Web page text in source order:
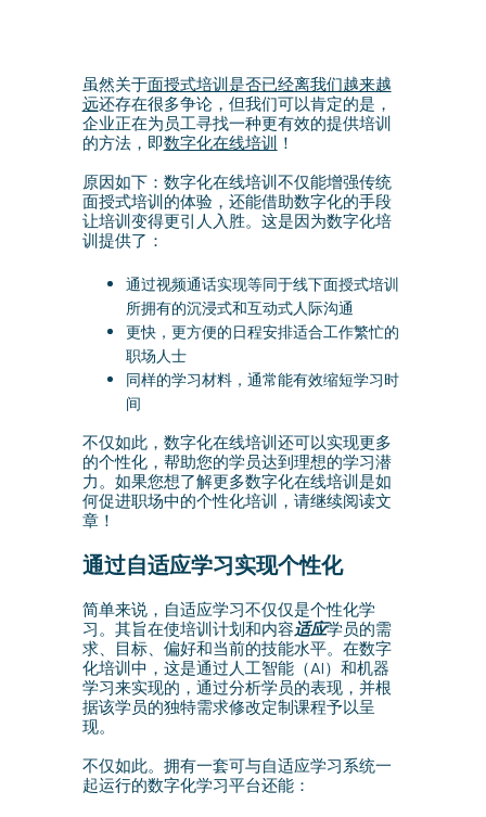
虽然关于面授式培训是否已经离我们越来越
远还存在很多争论，但我们可以肯定的是，
企业正在为员工寻找一种更有效的提供培训
的方法，即数字化在线培训 ！
原因如下：数字化在线培训不仅能增强传统
面授式培训的体验，还能借助数字化的手段
让培训变得更引人入胜。这是因为数字化培
训提供了：
通过视频通话实现等同于线下面授式培训
所拥有的沉浸式和互动式人际沟通
更快，更方便的日程安排适合工作繁忙的
职场人士
同样的学习材料，通常能有效缩短学习时
间
不仅如此，数字化在线培训还可以实现更多
的个性化，帮助您的学员达到理想的学习潜
力。如果您想了解更多数字化在线培训是如
何促进职场中的个性化培训，请继续阅读文
章！
通过自适应学习实现个性化
简单来说，自适应学习不仅仅是个性化学
习。其旨在使培训计划和内容适应学员的需
求、目标、偏好和当前的技能水平。在数字
化培训中，这是通过人工智能（AI）和机器
学习来实现的，通过分析学员的表现，并根
据该学员的独特需求修改定制课程予以呈
现。
不仅如此。拥有一套可与自适应学习系统一
起运行的数字化学习平台还能：